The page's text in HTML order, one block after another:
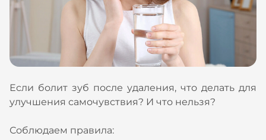
Если болит зуб после удаления, что делать для
улучшения самочувствия? И что нельзя?
Соблюдаем правила: